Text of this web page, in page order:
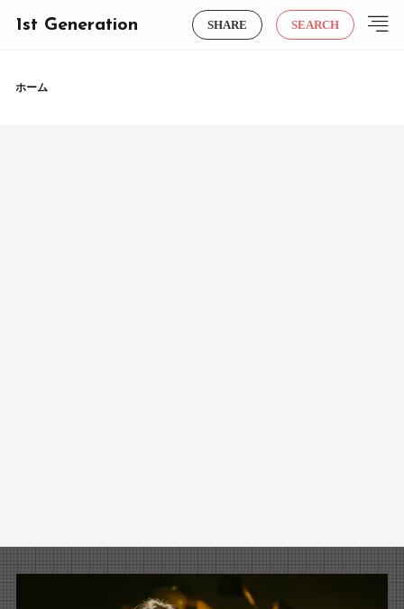
1st Generation SHARE SEARCH
ホーム